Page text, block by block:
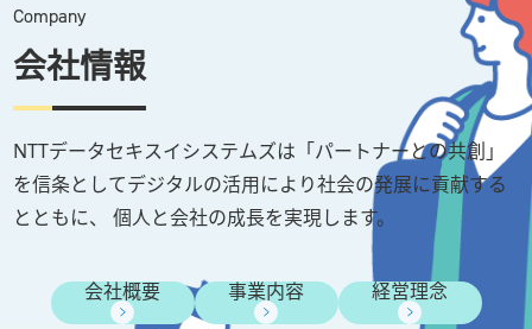
採用情報
お問い合わせ
Company
会社情報
NTTデータセキスイシステムズは「パートナーとの共創」
を信条としてデジタルの活用により社会の発展に貢献する
とともに、 個人と会社の成長を実現します。
会社概要 事業内容 経営理念